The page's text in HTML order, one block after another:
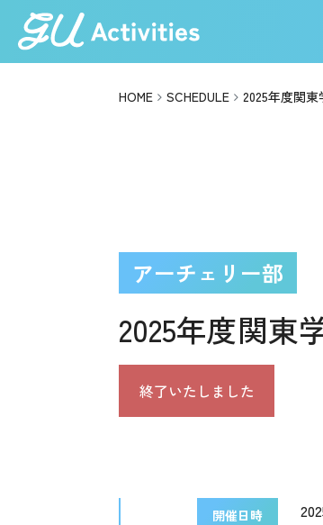
HOME SCHEDULE 2025年度関
アーチェリー部
2025年度関
終了いたしました
開催日時